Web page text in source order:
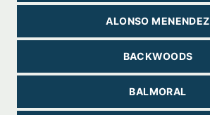
ALONSO MENENDEZ
BACKWOODS
BALMORAL